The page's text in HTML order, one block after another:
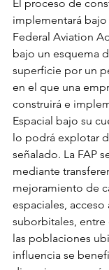
El proceso de
implementará
Federal Aviation
bajo un esquema
superficie por un
en el que una
construirá e
Espacial bajo su
lo podrá explotar
señalado. La FAP
mediante
mejoramiento de
espaciales,
suborbitales,
las poblaciones
influencia se